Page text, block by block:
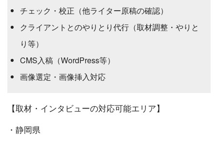
チェック・校正（他ライター原稿の確認）
クライアントとのやりとり代行（取材調整・やりと
り等）
CMS入稿（WordPress等）
画像選定・画像挿入対応
【取材・インタビューの対応可能エリア】
・静岡県